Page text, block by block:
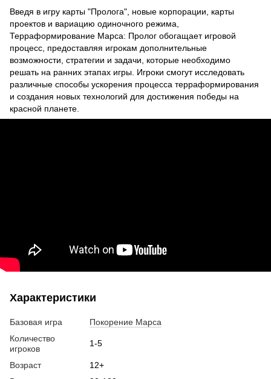
Введя в игру карты "Пролога", новые корпорации, карты
проектов и вариацию одиночного режима,
Терраформирование Марса: Пролог обогащает игровой
процесс, предоставляя игрокам дополнительные
возможности, стратегии и задачи, которые необходимо
решать на ранних этапах игры. Игроки смогут исследовать
различные способы ускорения процесса терраформирования
и создания новых технологий для достижения победы на
красной планете.
Характеристики
Базовая игра
Покорение Марса
Количество
игроков
1-5
Возраст
12+